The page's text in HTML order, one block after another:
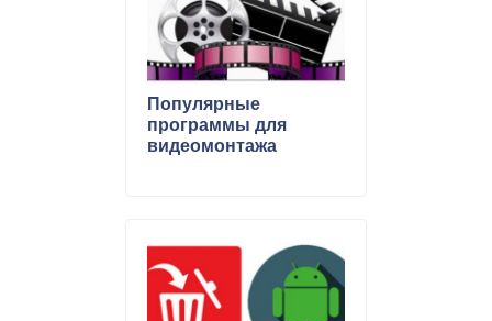
Популярные
программы для
видеомонтажа